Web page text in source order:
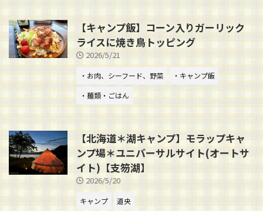
【キャンプ飯】コーン入りガーリック
ライスに焼き鳥トッピング
2026/5/21
・お肉、シーフード、野菜
・キャンプ飯
・麺類・ごはん
【北海道＊湖キャンプ】モラップキャ
ンプ場＊ユニバーサルサイト(オートサ
イト)【支笏湖】
2026/5/20
キャンプ 道央